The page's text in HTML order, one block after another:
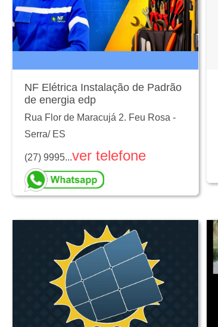
NF Elétrica Instalação de Padrão
de energia edp
Rua Flor de Maracujá 2. Feu Rosa -
Serra/ ES
(27) 9995...ver telefone